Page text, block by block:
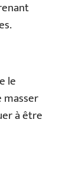
le
à être